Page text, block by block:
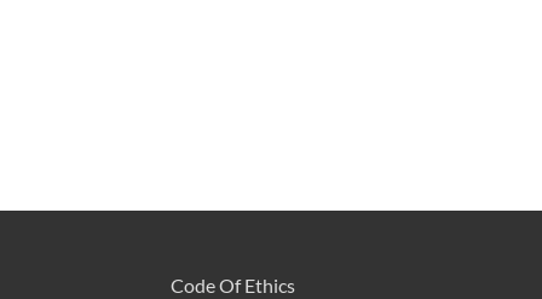
Code Of Ethics